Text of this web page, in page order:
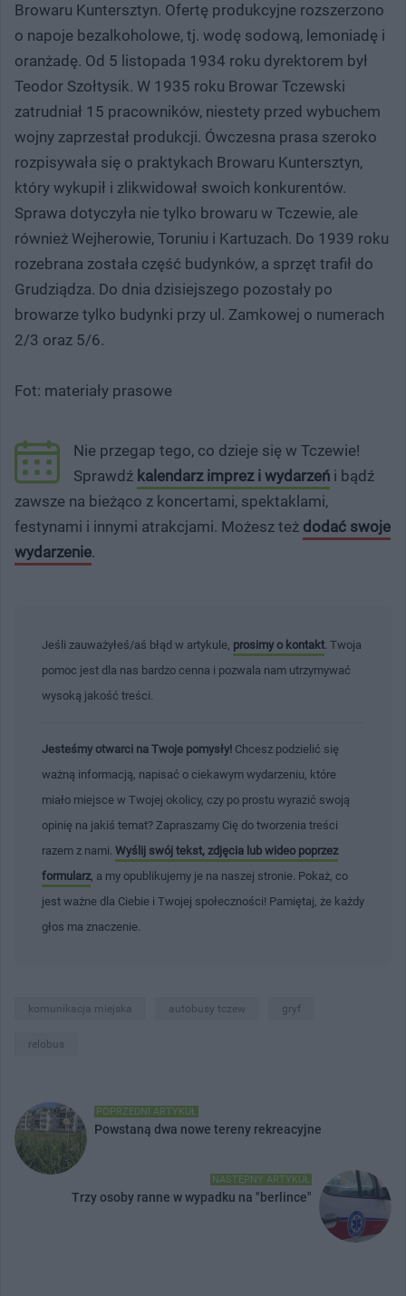
Browaru Kuntersztyn. Ofertę produkcyjne rozszerzono
o napoje bezalkoholowe, tj. wodę sodową, lemoniadę i
oranżadę. Od 5 listopada 1934 roku dyrektorem był
Teodor Szołtysik. W 1935 roku Browar Tczewski
zatrudniał 15 pracowników, niestety przed wybuchem
wojny zaprzestał produkcji. Ówczesna prasa szeroko
rozpisywała się o praktykach Browaru Kuntersztyn,
który wykupił i zlikwidował swoich konkurentów.
Sprawa dotyczyła nie tylko browaru w Tczewie, ale
również Wejherowie, Toruniu i Kartuzach. Do 1939 roku
rozebrana została część budynków, a sprzęt trafił do
Grudziądza. Do dnia dzisiejszego pozostały po
browarze tylko budynki przy ul. Zamkowej o numerach
2/3 oraz 5/6.
Fot: materiały prasowe
Nie przegap tego, co dzieje się w Tczewie!
Sprawdź kalendarz imprez i wydarzeń i bądź
zawsze na bieżąco z koncertami, spektaklami,
festynami i innymi atrakcjami. Możesz też dodać swoje
wydarzenie.
Jeśli zauważyłeś/aś błąd w artykule, prosimy o kontakt. Twoja
pomoc jest dla nas bardzo cenna i pozwala nam utrzymywać
wysoką jakość treści.
Jesteśmy otwarci na Twoje pomysły! Chcesz podzielić się
ważną informacją, napisać o ciekawym wydarzeniu, które
miało miejsce w Twojej okolicy, czy po prostu wyrazić swoją
opinię na jakiś temat? Zapraszamy Cię do tworzenia treści
razem z nami. Wyślij swój tekst, zdjęcia lub wideo poprzez
formularz, a my opublikujemy je na naszej stronie. Pokaż, co
jest ważne dla Ciebie i Twojej społeczności! Pamiętaj, że każdy
głos ma znaczenie.
komunikacja miejska autobusy tczew gryf
relobus
POPRZEDNI ARTYKUŁ
Powstaną dwa nowe tereny rekreacyjne
NASTĘPNY ARTYKUŁ
Trzy osoby ranne w wypadku na "berlince"